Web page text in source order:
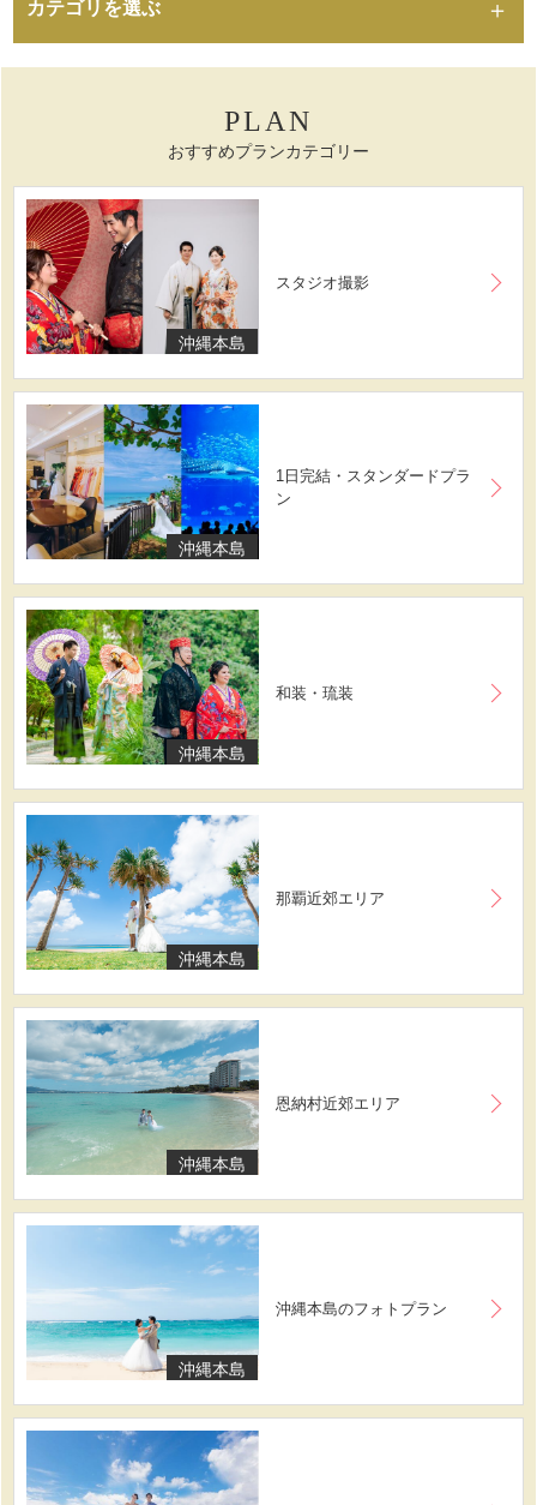
カテゴリを選ぶ
PLAN
おすすめプランカテゴリー
沖縄本島
スタジオ撮影
沖縄本島
1日完結・スタンダードプラ
ン
沖縄本島
和装・琉装
沖縄本島
那覇近郊エリア
沖縄本島
恩納村近郊エリア
沖縄本島
沖縄本島のフォトプラン